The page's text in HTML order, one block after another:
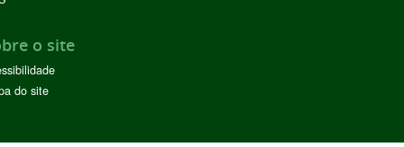
o site
do site